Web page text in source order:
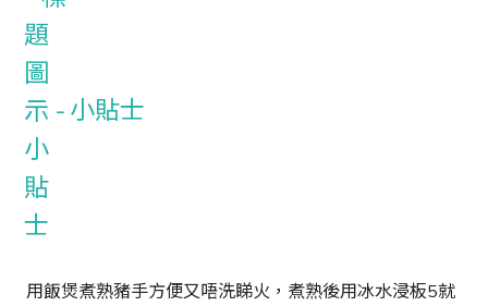
小貼士
用飯煲煮熟豬手方便又唔洗睇火，煮熟後用冰水浸板5就